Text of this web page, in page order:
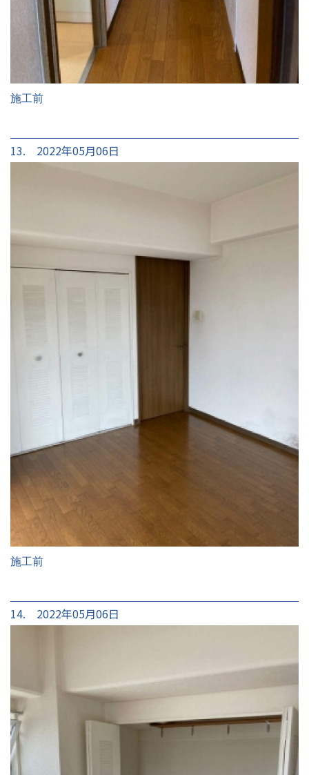
施工前
13. 2022年05月06日
施工前
14. 2022年05月06日